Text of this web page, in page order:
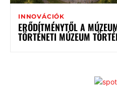
INNOVÁCIÓK
ERŐDÍTMÉNYTŐL A
TÖRTÉNETI MÚZEUM